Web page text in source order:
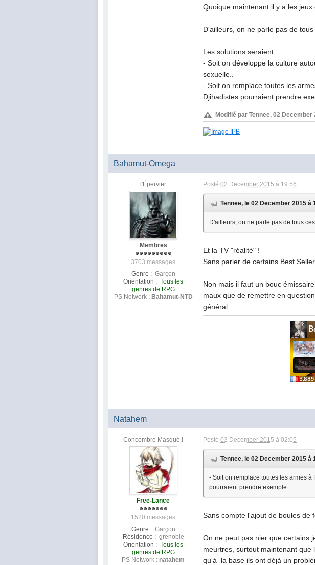
Quoique maintenant il y a les
D'ailleurs, on ne parle pas de
Les solutions seraient :
- Soit on développe la culture
sexuelle..
- Soit on remplace toutes les
Djihadistes pourraient prendre
Modifié par Tennee, 02 December
Bahamut-Omega
l'Épervier
Membres
3703 messages
Genre : Garçon
Orientation : Tous les
genres de RPG
PS Network : Bahamut-NTD
Posté 02 December 2015 à 19:56
Tennee, le 02 December 2015 à
D'ailleurs, on ne parle pas de tous
Et la TV "réalité" !
Sans parler de certains Best
Non mais il faut un bouc
maux que de remettre en
général.
Natahem
Concombre Masqué !
Free-Lance
1520 messages
Genre : Garçon
Résidence : grenoble
Orientation : Tous les
genres de RPG
PS Network : natahem
Posté 03 December 2015 à 02:05
Tennee, le 02 December 2015 à
- Soit on remplace toutes les armes
pourraient prendre exemple...
Sans compte l'ajout de boules de
On ne peut pas nier que certains
meurtres, surtout maintenant
qu'à la base ils ont déjà un